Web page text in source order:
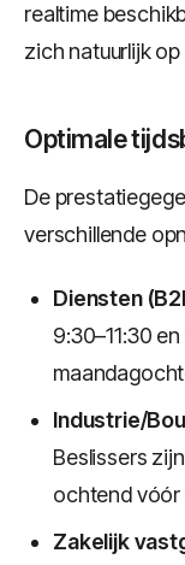
realtime
zich natuurlijk
Optimale
De
verschillende
Diensten
9:30–11:30
Industrie/
Beslissers
ochtend vóór
Zakelijk